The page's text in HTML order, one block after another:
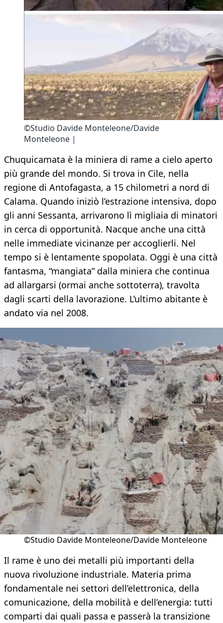
©Studio Davide Monteleone/Davide
Monteleone |
Chuquicamata è la miniera di rame a cielo aperto
più grande del mondo. Si trova in Cile, nella
regione di Antofagasta, a 15 chilometri a nord di
Calama. Quando iniziò l’estrazione intensiva, dopo
gli anni Sessanta, arrivarono lì migliaia di minatori
in cerca di opportunità. Nacque anche una città
nelle immediate vicinanze per accoglierli. Nel
tempo si è lentamente spopolata. Oggi è una città
fantasma, “mangiata” dalla miniera che continua
ad allargarsi (ormai anche sottoterra), travolta
dagli scarti della lavorazione. L’ultimo abitante è
andato via nel 2008.
©Studio Davide Monteleone/Davide Monteleone
Il rame è uno dei metalli più importanti della
nuova rivoluzione industriale. Materia prima
fondamentale nei settori dell’elettronica, della
comunicazione, della mobilità e dell’energia: tutti
comparti dai quali passa e passerà la transizione